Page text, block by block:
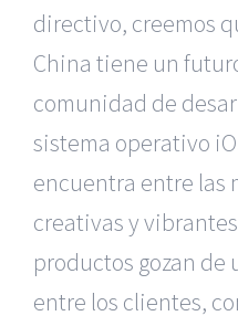
directivo, creemos
China tiene un
comunidad de
sistema operativo
encuentra entre las
creativas y
productos gozan
entre los clientes,